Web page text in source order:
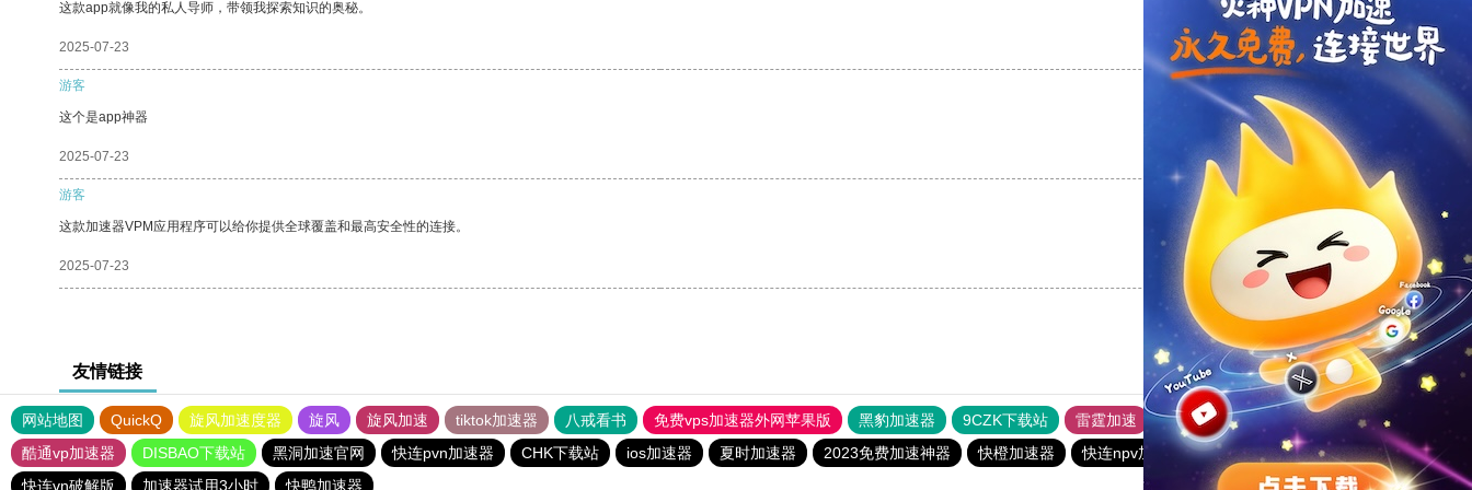
这款app就像我的私人导师，带领我探索知识的奥秘。
2025-07-23 支持 [0] 反对[0]
游客
这个是app神器
2025-07-23 支持[0] 反对
游客
这款加速器VPM应用程序可以给你提供全球覆盖和最高安全性的连接。
2025-07-23 支持[0] 反对[0]
友情链接
网站地图 QuickQ 旋风加速度器 旋风 旋风加速 tiktok加速器 八戒看书 免费vps加速器外网苹果版 黑豹加速器 9CZK下载站 雷霆加速 雷霆每天免费2小时
免费跨墙软件
酷通vp加速器
DISBAO下载站 黑洞加速官网 快连pvn加速器 CHK下载站 ios加速器 夏时加速器 2023免费加速神器 快橙加速器 快连npv加速器 快连vn破解版
CC加速器
快连vn破解版
加速器试用3小时 快鸭加速器